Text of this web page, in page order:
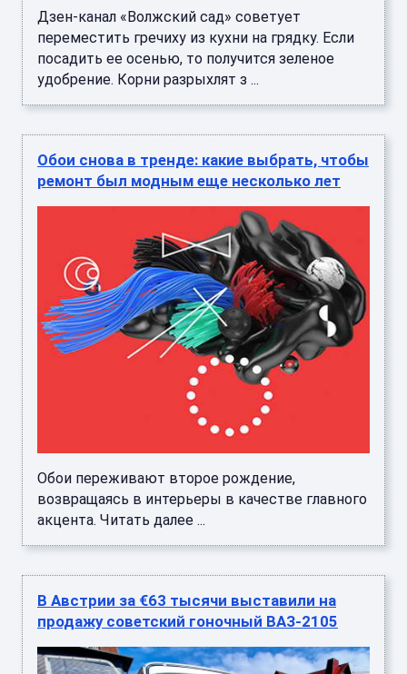
Дзен-канал «Волжский сад» советует
переместить гречиху из кухни на грядку. Если
посадить ее осенью, то получится зеленое
удобрение. Корни разрыхлят з ...
Обои снова в тренде: какие выбрать, чтобы
ремонт был модным еще несколько лет
Обои переживают второе рождение,
возвращаясь в интерьеры в качестве главного
акцента. Читать далее ...
В Австрии за €63 тысячи выставили на
продажу советский гоночный ВАЗ-2105